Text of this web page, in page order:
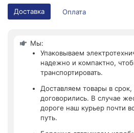
Доставка Оплата
Мы:
Упаковываем
надежно и компактно,
транспортировать.
Доставляем товары в
договорились. В случае
дороге наш курьер почти
путь.